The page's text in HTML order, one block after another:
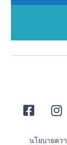
นโยบายควา